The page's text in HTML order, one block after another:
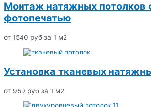
Монтаж натяжных потолков
фотопечатью
от 1540 руб за 1 м2
Установка тканевых
от 950 руб за 1 м2